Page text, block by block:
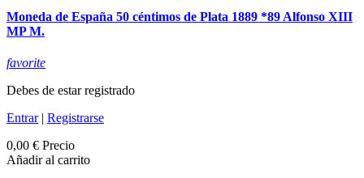
Moneda de España 50 céntimos de Plata 1889 *89 Alfonso XIII
MP M.
favorite
Debes de estar registrado
Entrar| Registrarse
0,00 € Precio
Añadir al carrito